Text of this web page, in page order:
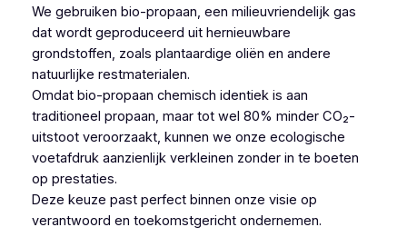
We gebruiken bio-propaan, een milieuvriendelijk gas
dat wordt geproduceerd uit hernieuwbare
grondstoffen, zoals plantaardige oliën en andere
natuurlijke restmaterialen.
Omdat bio-propaan chemisch identiek is aan
traditioneel propaan, maar tot wel 80% minder CO₂-
uitstoot veroorzaakt, kunnen we onze ecologische
voetafdruk aanzienlijk verkleinen zonder in te boeten
op prestaties.
Deze keuze past perfect binnen onze visie op
verantwoord en toekomstgericht ondernemen.